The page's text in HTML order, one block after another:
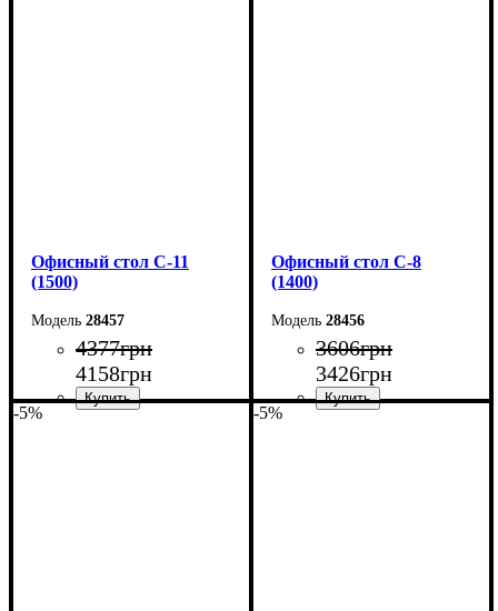
Офисный стол С-11
(1500)
28457
4377грн
4158грн
Офисный стол С-8
(1400)
28456
3606грн
3426грн
-5% -5%